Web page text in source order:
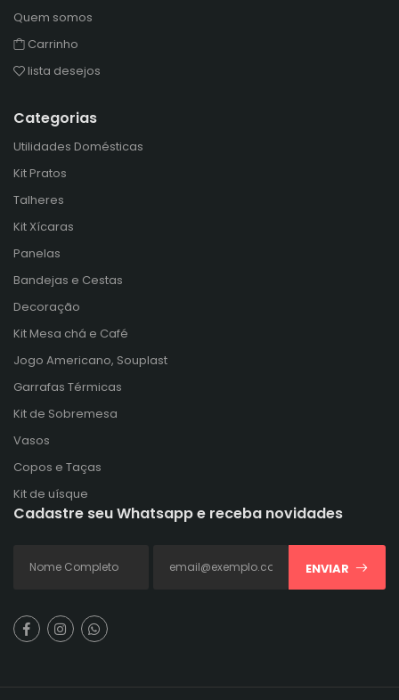
Quem somos
Carrinho
lista desejos
Categorias
Utilidades Domésticas
Kit Pratos
Talheres
Kit Xícaras
Panelas
Bandejas e Cestas
Decoração
Kit Mesa chá e Café
Jogo Americano, Souplast
Garrafas Térmicas
Kit de Sobremesa
Vasos
Copos e Taças
Kit de uísque
Cadastre seu Whatsapp e receba novidades
ENVIAR